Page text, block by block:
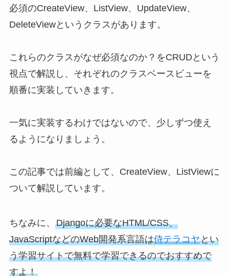
必須のCreateView、ListView、UpdateView、
DeleteViewというクラスがあります。
これらのクラスがなぜ必須なのか？をCRUDという
視点で解説し、それぞれのクラスベースビューを
順番に実装していきます。
一気に実装するわけではないので、少しずつ使え
るようになりましょう。
この記事では前編として、CreateView、ListViewに
ついて解説しています。
ちなみに、 Djangoに必要なHTML/CSS、
JavaScriptなどのWeb開発系言語は侍テラコヤとい
う学習サイトで無料で学習できるのでおすすめで
すよ！